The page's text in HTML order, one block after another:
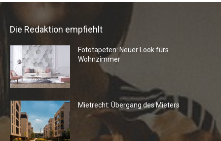
Die Redaktion empfiehlt
Fototapeten: Neuer Look fürs
Wohnzimmer
Mietrecht: Übergang des Mieters